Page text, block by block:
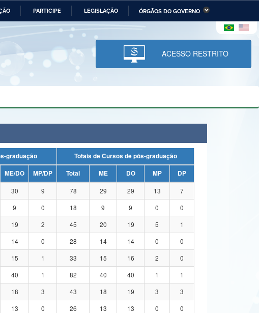
PARTICIPE LEGISLAÇÃO ÓRGÃOS DO GOVERNO
Ministério da Economia Ministério da Infraestrutura
Ministério da Ciência,
Tecnologia, Inovações e
Comunicações
e dos Direitos Humanos
Planalto
ACESSO RESTRITO
Programas de pós-graduação
Totais de Cursos de pós-graduação
ME/DO MP/DP Total ME DO MP
DP
30 9 78 29 29 13
7
9 0 18 9 9 0
0
19 2 45 20 19 5
1
14 0 28 14 14 0
0
15 1 33 15 16 2
0
40 1 82 40 40 1
1
18 3 43 18 19 3
3
13 0 26 13 13 0
0